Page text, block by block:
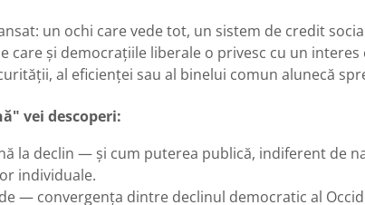
un ochi care vede tot, un sistem de credit
care și democrațiile liberale o privesc cu un
al eficienței sau al binelui comun alunecă
vei descoperi:
la declin — și cum puterea publică, indiferent de
individuale.
— convergența dintre declinul democratic al